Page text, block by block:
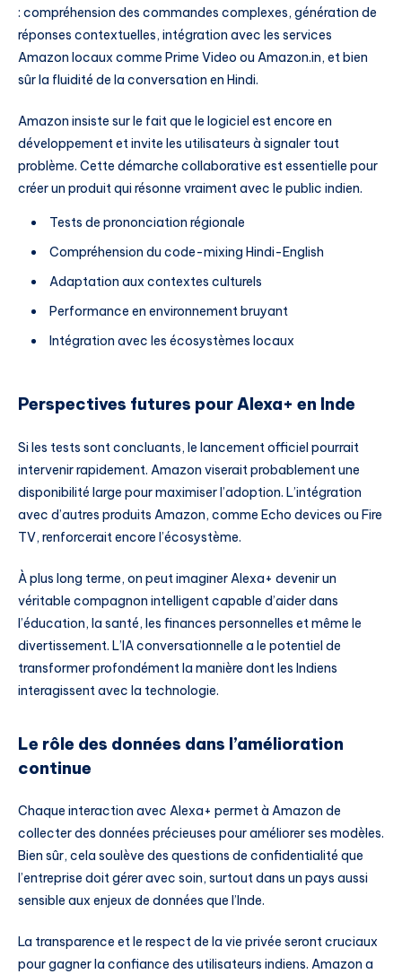
: compréhension des commandes complexes, génération de
réponses contextuelles, intégration avec les services
Amazon locaux comme Prime Video ou Amazon.in, et bien
sûr la fluidité de la conversation en Hindi.
Amazon insiste sur le fait que le logiciel est encore en
développement et invite les utilisateurs à signaler tout
problème. Cette démarche collaborative est essentielle pour
créer un produit qui résonne vraiment avec le public indien.
Tests de prononciation régionale
Compréhension du code-mixing Hindi-English
Adaptation aux contextes culturels
Performance en environnement bruyant
Intégration avec les écosystèmes locaux
Perspectives futures pour Alexa+ en Inde
Si les tests sont concluants, le lancement officiel pourrait
intervenir rapidement. Amazon viserait probablement une
disponibilité large pour maximiser l’adoption. L’intégration
avec d’autres produits Amazon, comme Echo devices ou Fire
TV, renforcerait encore l’écosystème.
À plus long terme, on peut imaginer Alexa+ devenir un
véritable compagnon intelligent capable d’aider dans
l’éducation, la santé, les finances personnelles et même le
divertissement. L’IA conversationnelle a le potentiel de
transformer profondément la manière dont les Indiens
interagissent avec la technologie.
Le rôle des données dans l’amélioration
continue
Chaque interaction avec Alexa+ permet à Amazon de
collecter des données précieuses pour améliorer ses modèles.
Bien sûr, cela soulève des questions de confidentialité que
l’entreprise doit gérer avec soin, surtout dans un pays aussi
sensible aux enjeux de données que l’Inde.
La transparence et le respect de la vie privée seront cruciaux
pour gagner la confiance des utilisateurs indiens. Amazon a